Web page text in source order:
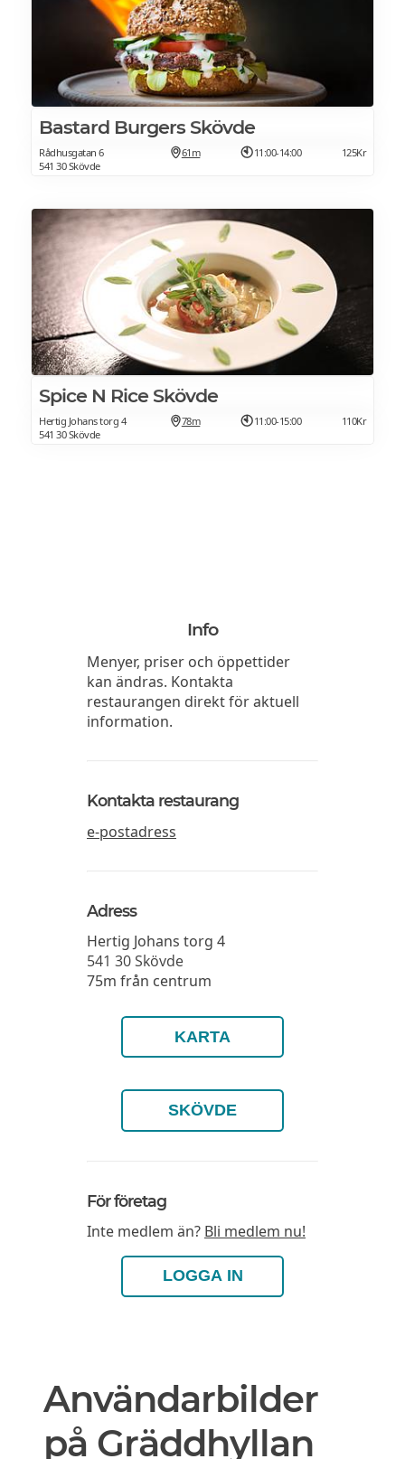
Bastard Burgers Skövde
Rådhusgatan 6
541 30 Skövde
61m 11:00-14:00 125Kr
Spice N Rice Skövde
Hertig Johans torg 4
541 30 Skövde
78m 11:00-15:00 110Kr
Info
Menyer, priser och öppettider
kan ändras. Kontakta
restaurangen direkt för aktuell
information.
Kontakta restaurang
e-postadress
Adress
Hertig Johans torg 4
541 30Skövde
75m från centrum
KARTA
SKÖVDE
För företag
Inte medlem än? Bli medlem nu!
LOGGA IN
Användarbilder
på Gräddhyllan